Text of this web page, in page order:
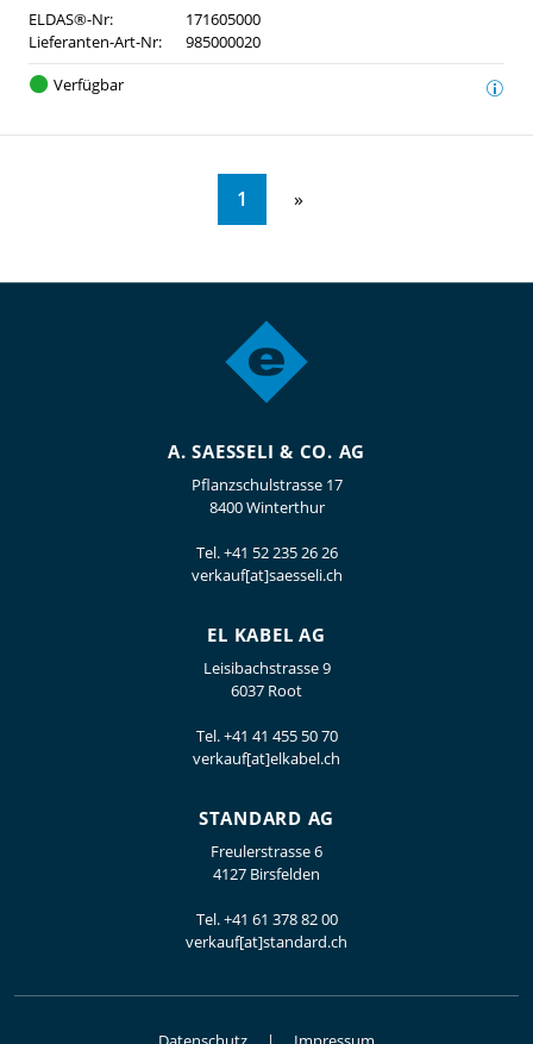
ELDAS®-Nr:
171605000
Lieferanten-Art-Nr:
985000020
Verfügbar
1
A. SAESSELI & CO. AG
Pflanzschulstrasse 17
8400 Winterthur
Tel.+41 52 235 26 26
verkauf[at]saesseli.ch
EL KABEL AG
Leisibachstrasse 9
6037 Root
Tel.+41 41 455 50 70
verkauf[at]elkabel.ch
STANDARD AG
Freulerstrasse 6
4127 Birsfelden
Tel.+41 61 378 82 00
verkauf[at]standard.ch